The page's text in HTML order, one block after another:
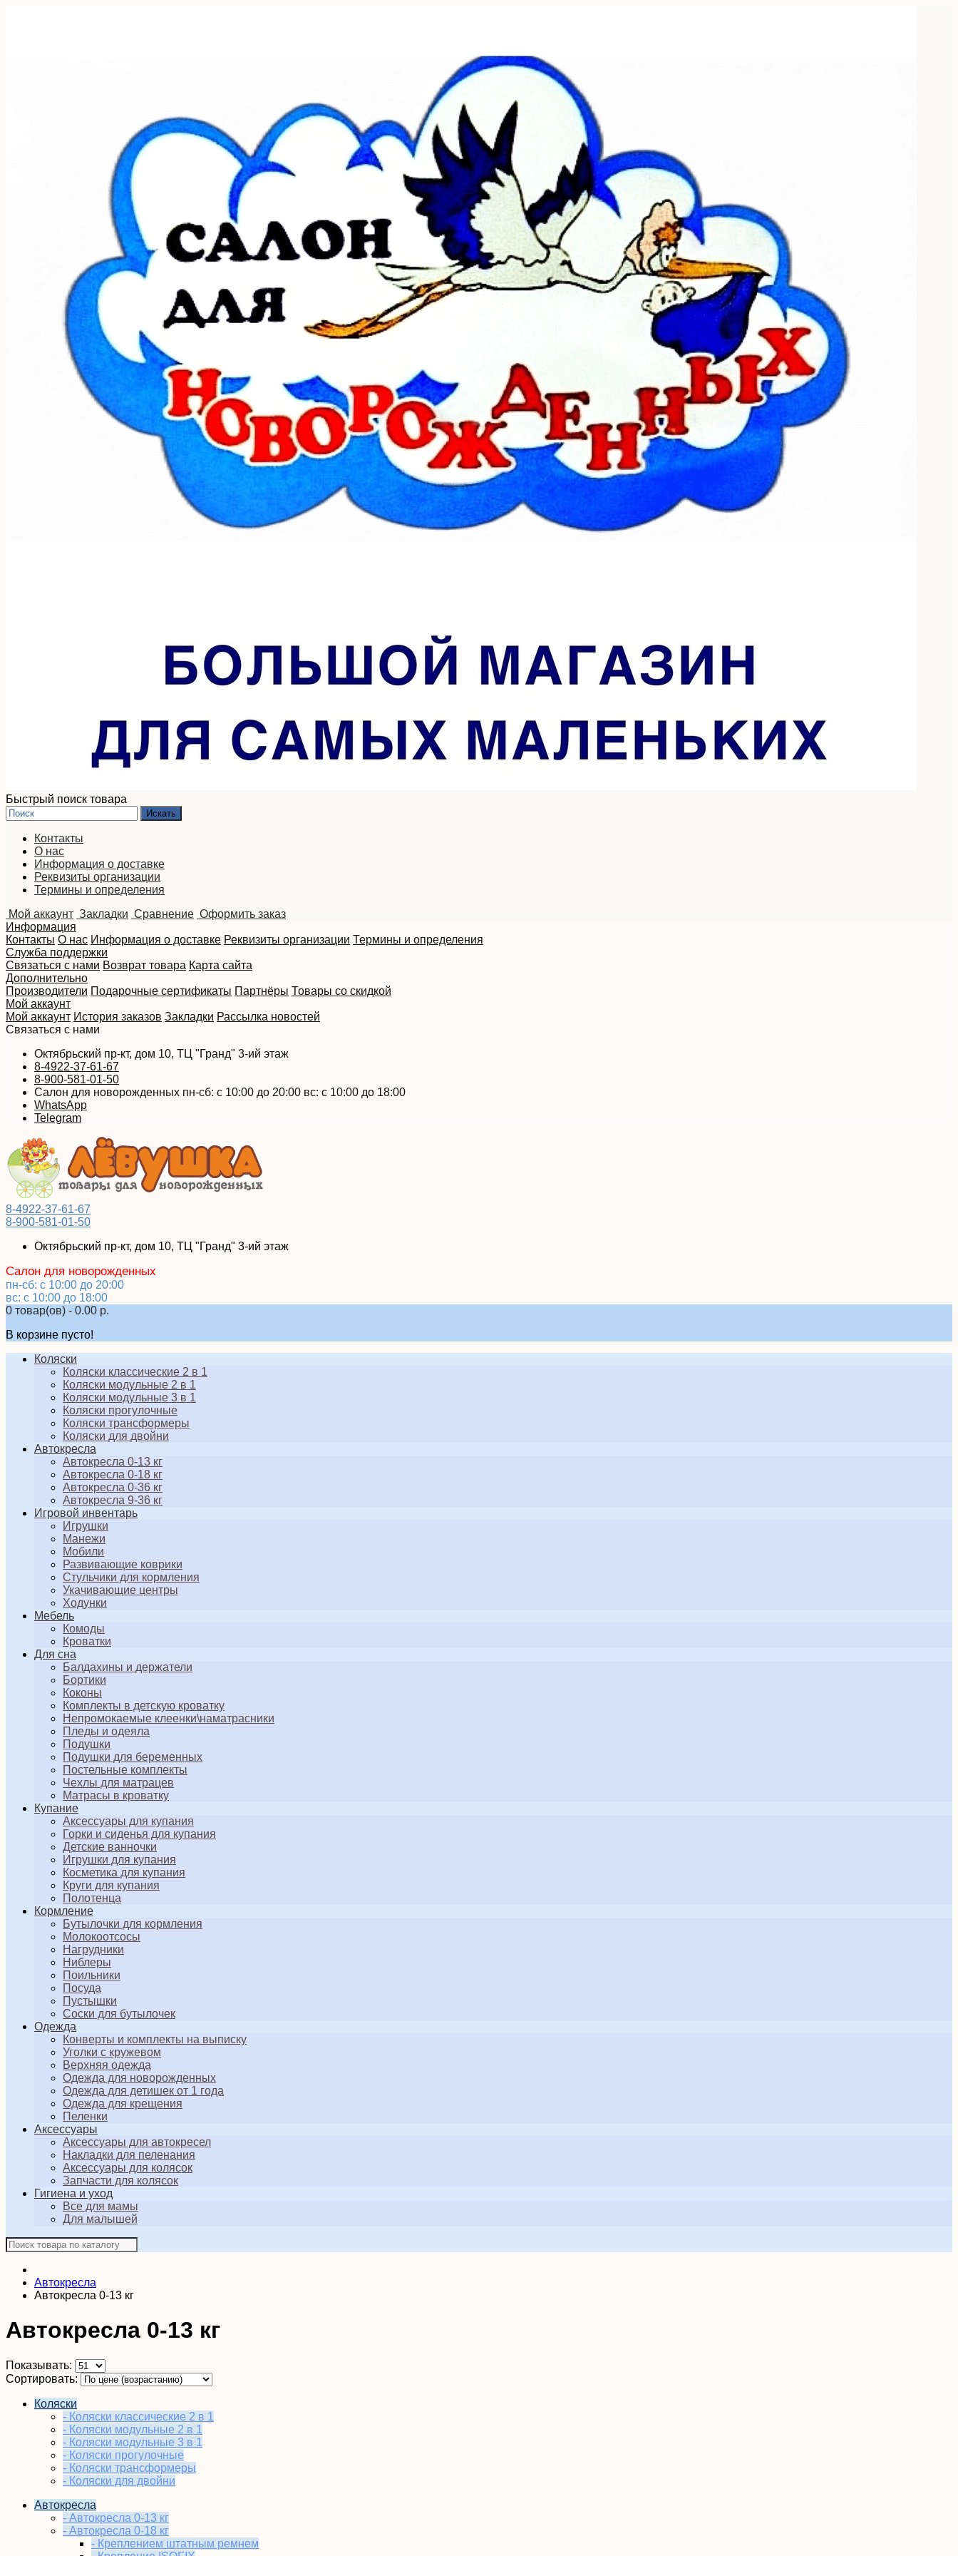
Быстрый поиск товара
Контакты
О нас
Информация о доставке
Реквизиты организации
Термины и определения
Мой аккаунт Закладки Сравнение Оформить заказ
Информация
Контакты О нас Информация о доставке Реквизиты организации Термины и определения
Служба поддержки
Связаться с нами Возврат товара Карта сайта
Дополнительно
Производители Подарочные сертификаты Партнёры Товары со скидкой
Мой аккаунт
Мой аккаунт История заказов Закладки Рассылка новостей
Связаться с нами
Октябрьский пр-кт, дом 10, ТЦ "Гранд" 3-ий этаж
8-4922-37-61-67
8-900-581-01-50
Салон для новорожденных пн-сб: с 10:00 до 20:00 вс: с 10:00 до 18:00
WhatsApp
Telegram
8-4922-37-61-67
8-900-581-01-50
Октябрьский пр-кт, дом 10, ТЦ "Гранд" 3-ий этаж
Салон для новорожденных
пн-сб: с 10:00 до 20:00
вс: с 10:00 до 18:00
0 товар(ов) - 0.00 р.
В корзине пусто!
Коляски
Коляски классические 2 в 1
Коляски модульные 2 в 1
Коляски модульные 3 в 1
Коляски прогулочные
Коляски трансформеры
Коляски для двойни
Автокресла
Автокресла 0-13 кг
Автокресла 0-18 кг
Автокресла 0-36 кг
Автокресла 9-36 кг
Игровой инвентарь
Игрушки
Манежи
Мобили
Развивающие коврики
Стульчики для кормления
Укачивающие центры
Ходунки
Мебель
Комоды
Кроватки
Для сна
Балдахины и держатели
Бортики
Коконы
Комплекты в детскую кроватку
Непромокаемые клеенки\наматрасники
Пледы и одеяла
Подушки
Подушки для беременных
Постельные комплекты
Чехлы для матрацев
Матрасы в кроватку
Купание
Аксессуары для купания
Горки и сиденья для купания
Детские ванночки
Игрушки для купания
Косметика для купания
Круги для купания
Полотенца
Кормление
Бутылочки для кормления
Молокоотсосы
Нагрудники
Ниблеры
Поильники
Посуда
Пустышки
Соски для бутылочек
Одежда
Конверты и комплекты на выписку
Уголки с кружевом
Верхняя одежда
Одежда для новорожденных
Одежда для детишек от 1 года
Одежда для крещения
Пеленки
Аксессуары
Аксессуары для автокресел
Накладки для пеленания
Аксессуары для колясок
Запчасти для колясок
Гигиена и уход
Все для мамы
Для малышей
Автокресла
Автокресла 0-13 кг
Автокресла 0-13 кг
Показывать:
Сортировать:
Коляски
- Коляски классические 2 в 1
- Коляски модульные 2 в 1
- Коляски модульные 3 в 1
- Коляски прогулочные
- Коляски трансформеры
- Коляски для двойни
Автокресла
- Автокресла 0-13 кг
- Автокресла 0-18 кг
- Креплением штатным ремнем